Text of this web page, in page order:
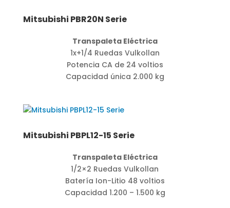
Mitsubishi PBR20N Serie
Transpaleta Eléctrica
1x+1/4 Ruedas Vulkollan
Potencia CA de 24 voltios
Capacidad única 2.000 kg
Mitsubishi PBPL12-15 Serie
Transpaleta Eléctrica
1/2×2 Ruedas Vulkollan
Batería Ion-Litio 48 voltios
Capacidad 1.200 – 1.500 kg